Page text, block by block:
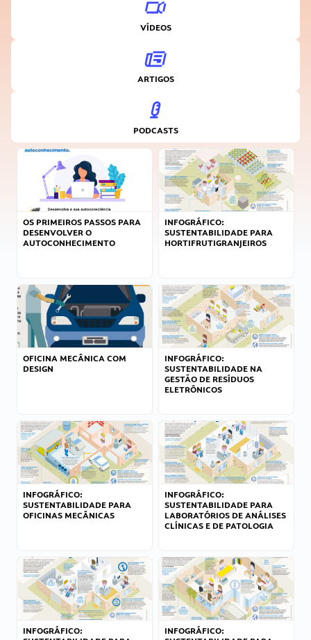
VÍDEOS
ARTIGOS
PODCASTS
OS PRIMEIROS PASSOS PARA
DESENVOLVER O
AUTOCONHECIMENTO
INFOGRÁFICO:
SUSTENTABILIDADE PARA
HORTIFRUTIGRANJEIROS
OFICINA MECÂNICA COM
DESIGN
INFOGRÁFICO:
SUSTENTABILIDADE NA
GESTÃO DE RESÍDUOS
ELETRÔNICOS
INFOGRÁFICO:
SUSTENTABILIDADE PARA
OFICINAS MECÂNICAS
INFOGRÁFICO:
SUSTENTABILIDADE PARA
LABORATÓRIOS DE ANÁLISES
CLÍNICAS E DE PATOLOGIA
INFOGRÁFICO:
INFOGRÁFICO: